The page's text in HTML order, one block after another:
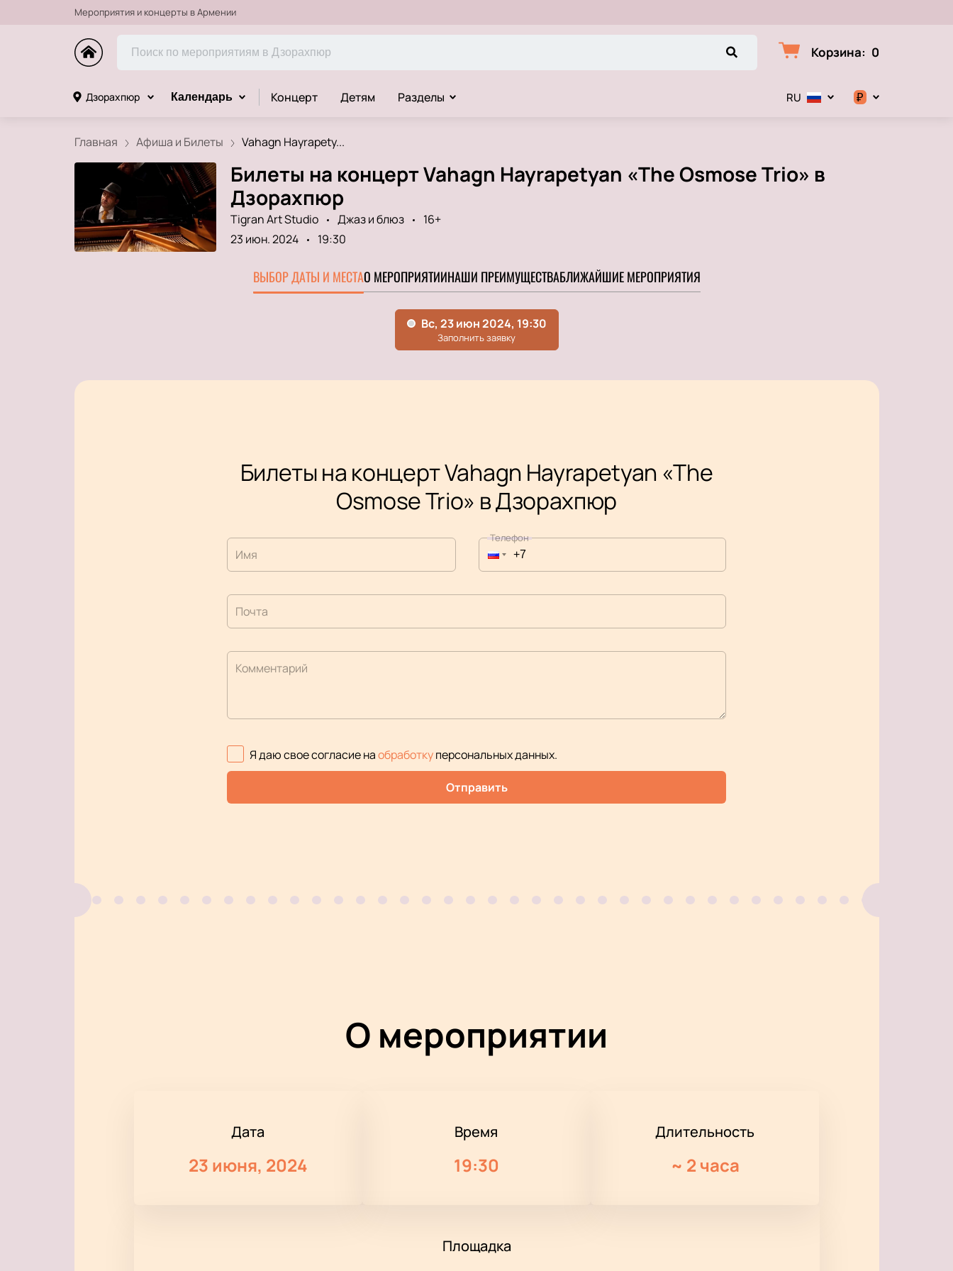
Мероприятия и концерты в Армении
Корзина: 0
Дзорахпюр Календарь Концерт Детям Разделы RU ₽
Главная Афиша и Билеты Vahagn Hayrapety...
Билеты на концерт Vahagn Hayrapetyan «The Osmose Trio» в
Дзорахпюр
Tigran Art Studio Джаз и блюз
16+
23 июн. 2024
19:30
ВЫБОР ДАТЫ И МЕСТАО МЕРОПРИЯТИИНАШИ ПРЕИМУЩЕСТВАБЛИЖАЙШИЕ МЕРОПРИЯТИЯ
Билеты на концерт Vahagn Hayrapetyan «The
Osmose Trio» в Дзорахпюр
Имя
Телефон
Почта
Комментарий
Я даю свое согласие наобработкуперсональных данных.
Отправить
О мероприятии
Дата
23 июня, 2024
Время
19:30
Длительность
~ 2 часа
Площадка